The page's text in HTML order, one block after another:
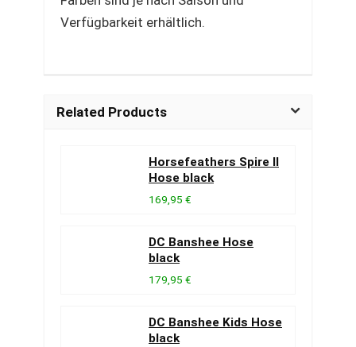
Verfügbarkeit erhältlich.
Related Products
Horsefeathers Spire II
Hose black
169,95 €
DC Banshee Hose
black
179,95 €
DC Banshee Kids Hose
black